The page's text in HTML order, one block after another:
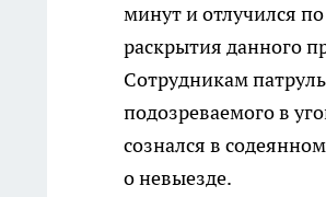
минут и отлучился
раскрытия данного
Сотрудникам
подозреваемого в
сознался в
о невыезде.